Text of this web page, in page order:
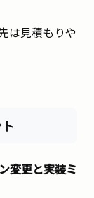
は見積もりや
変更と実装ミ